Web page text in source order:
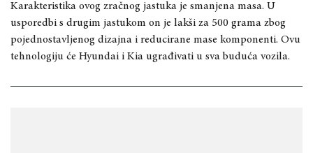
Karakteristika ovog zračnog jastuka je smanjena masa. U
usporedbi s drugim jastukom on je lakši za 500 grama zbog
pojednostavljenog dizajna i reducirane mase komponenti. Ovu
tehnologiju će Hyundai i Kia ugrađivati u sva buduća vozila.